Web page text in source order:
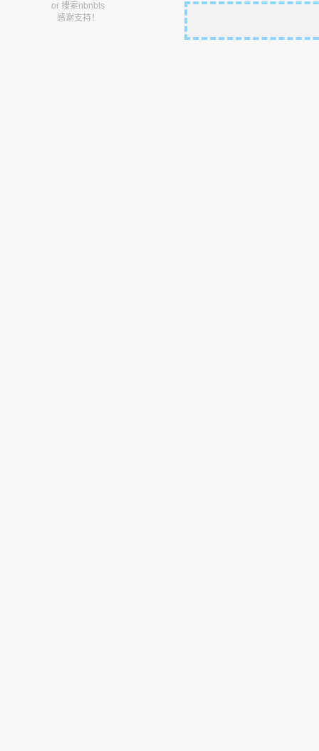
or 搜索nbnbls
感谢支持！